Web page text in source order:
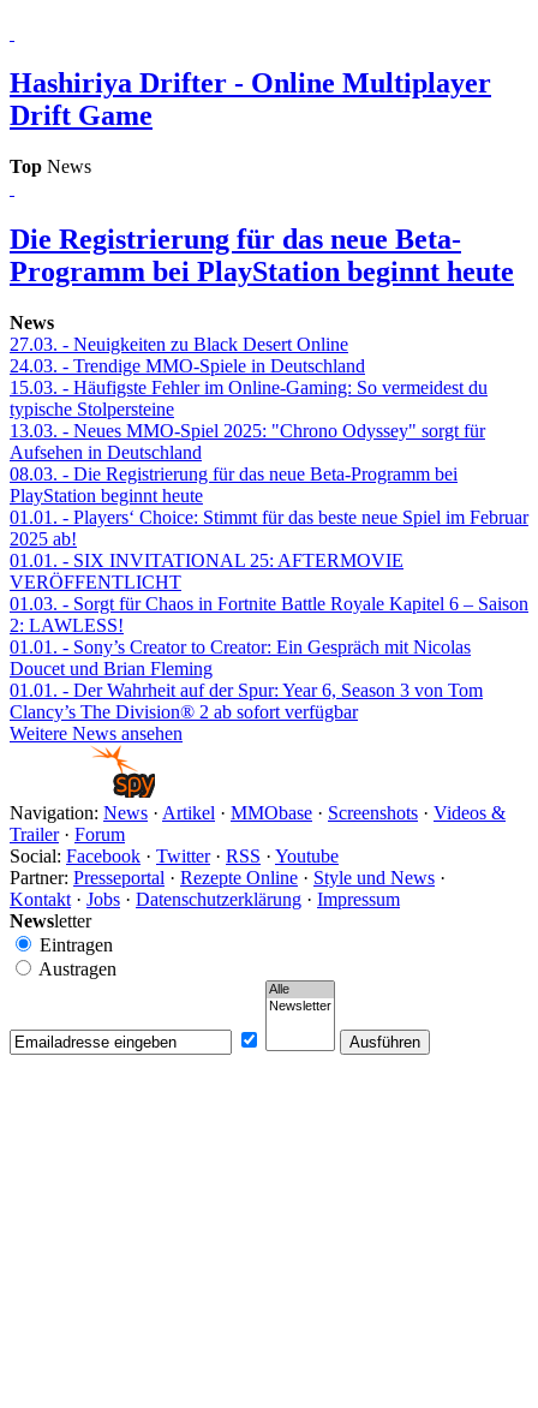
Hashiriya Drifter - Online Multiplayer
Drift Game
Top News
Die Registrierung für das neue Beta-
Programm bei PlayStation beginnt heute
News
27.03. - Neuigkeiten zu Black Desert Online
24.03. - Trendige MMO-Spiele in Deutschland
15.03. - Häufigste Fehler im Online-Gaming: So vermeidest du
typische Stolpersteine
13.03. - Neues MMO-Spiel 2025: "Chrono Odyssey" sorgt für
Aufsehen in Deutschland
08.03. - Die Registrierung für das neue Beta-Programm bei
PlayStation beginnt heute
01.01. - Players‘ Choice: Stimmt für das beste neue Spiel im Februar
2025 ab!
01.01. - SIX INVITATIONAL 25: AFTERMOVIE
VERÖFFENTLICHT
01.03. - Sorgt für Chaos in Fortnite Battle Royale Kapitel 6 – Saison
2: LAWLESS!
01.01. - Sony’s Creator to Creator: Ein Gespräch mit Nicolas
Doucet und Brian Fleming
01.01. - Der Wahrheit auf der Spur: Year 6, Season 3 von Tom
Clancy’s The Division® 2 ab sofort verfügbar
Weitere News ansehen
Navigation: News · Artikel · MMObase · Screenshots · Videos &
Trailer· Forum
Social: Facebook · Twitter· RSS · Youtube
Partner: Presseportal · Rezepte Online · Style und News ·
Kontakt · Jobs · Datenschutzerklärung · Impressum
Newsletter
Eintragen
Austragen